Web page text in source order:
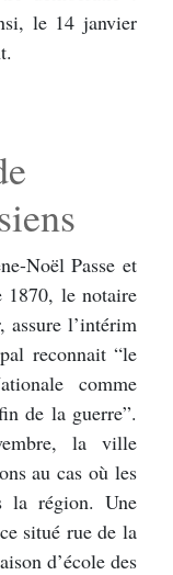
le 14 janvier
Noël Passe et
1870, le notaire
assure l’intérim
reconnait “le
comme
de la guerre”.
la ville
au cas où les
la région. Une
situé rue de la
d’école des